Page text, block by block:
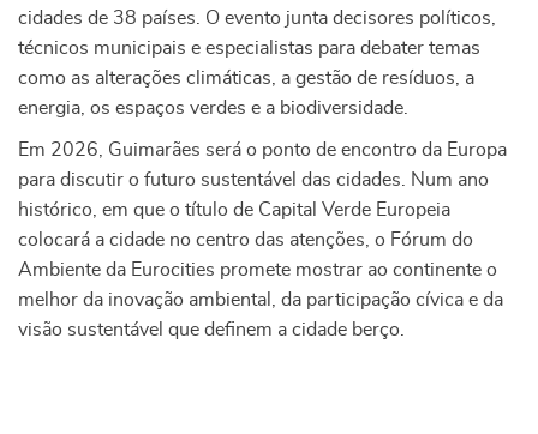
cidades de 38 países. O evento junta decisores políticos,
técnicos municipais e especialistas para debater temas
como as alterações climáticas, a gestão de resíduos, a
energia, os espaços verdes e a biodiversidade.
Em 2026, Guimarães será o ponto de encontro da Europa
para discutir o futuro sustentável das cidades. Num ano
histórico, em que o título de Capital Verde Europeia
colocará a cidade no centro das atenções, o Fórum do
Ambiente da Eurocities promete mostrar ao continente o
melhor da inovação ambiental, da participação cívica e da
visão sustentável que definem a cidade berço.